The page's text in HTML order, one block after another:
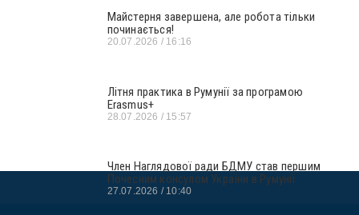
Майстерня завершена, але робота тільки
починається!
20.07.2026 16:16
Літня практика в Румунії за програмою
Erasmus+
28.07.2026 15:57
Член Наглядової ради БДМУ став першим
Почесним консулом України в Румунії
27.07.2026 10:40